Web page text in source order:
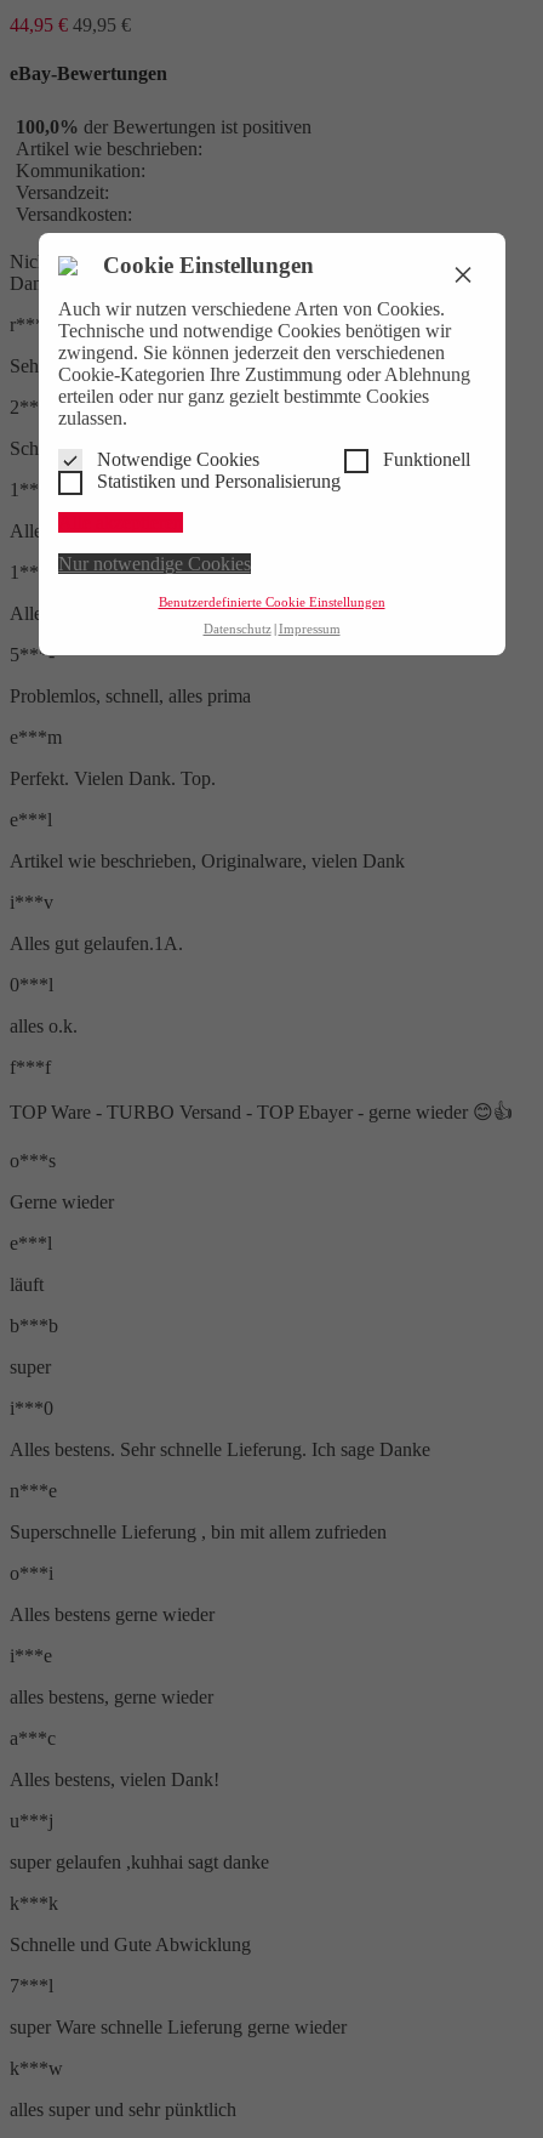
Cookie Einstellungen
Auch wir nutzen verschiedene Arten von Cookies.
Technische und notwendige Cookies benötigen wir
zwingend. Sie können jederzeit den verschiedenen
Cookie-Kategorien Ihre Zustimmung oder Ablehnung
erteilen oder nur ganz gezielt bestimmte Cookies
zulassen.
Notwendige Cookies
Funktionell
Statistiken und Personalisierung
Nur notwendige Cookies
Benutzerdefinierte Cookie Einstellungen
Datenschutz Impressum
×
44,95 € 49,95 €
eBay-Bewertungen
100,0% der Bewertungen ist positiven
Artikel wie beschrieben:
Kommunikation:
Versandzeit:
Versandkosten:
Nicht so schnelle Lieferung, weiter alles klar. Gute Preis,
Dankeschön
r***h
Sehr schön!
2***3
Schnelle Lieferung, alles Bestens. Danke
1***s
Alles Bestens, schnelle Lieferung, Ware 1a
1***f
Alles Perfekt !
5***-
Problemlos, schnell, alles prima
e***m
Perfekt. Vielen Dank. Top.
e***l
Artikel wie beschrieben, Originalware, vielen Dank
i***v
Alles gut gelaufen.1A.
0***l
alles o.k.
f***f
TOP Ware - TURBO Versand - TOP Ebayer - gerne wieder 😊👍
o***s
Gerne wieder
e***l
läuft
b***b
super
i***0
Alles bestens. Sehr schnelle Lieferung. Ich sage Danke
n***e
Superschnelle Lieferung , bin mit allem zufrieden
o***i
Alles bestens gerne wieder
i***e
alles bestens, gerne wieder
a***c
Alles bestens, vielen Dank!
u***j
super gelaufen ,kuhhai sagt danke
k***k
Schnelle und Gute Abwicklung
7***l
super Ware schnelle Lieferung gerne wieder
k***w
alles super und sehr pünktlich